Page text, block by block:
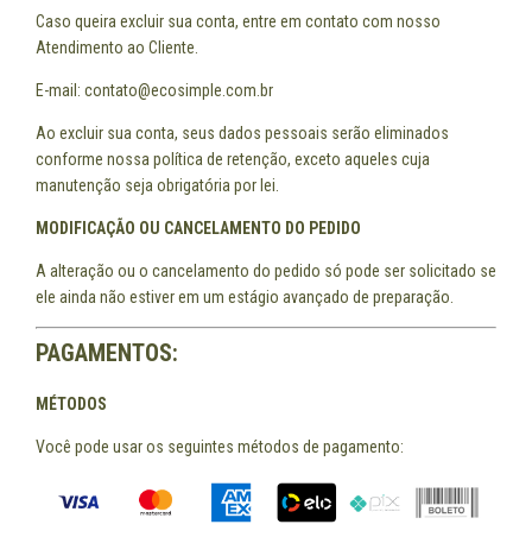
Caso queira excluir sua conta, entre em contato com nosso
Atendimento ao Cliente.
E-mail: contato@ecosimple.com.br
Ao excluir sua conta, seus dados pessoais serão eliminados
conforme nossa política de retenção, exceto aqueles cuja
manutenção seja obrigatória por lei.
MODIFICAÇÃO OU CANCELAMENTO DO PEDIDO
A alteração ou o cancelamento do pedido só pode ser solicitado se
ele ainda não estiver em um estágio avançado de preparação.
PAGAMENTOS:
MÉTODOS
Você pode usar os seguintes métodos de pagamento: